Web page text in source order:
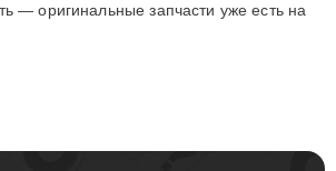
— оригинальные запчасти уже есть на